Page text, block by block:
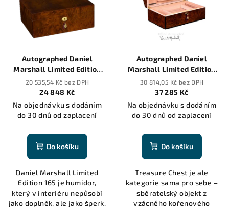
Autographed Daniel
Marshall Limited Edition
Humidor in Burl Wood with
lift out tray - 165 cigars
20 535,54 Kč bez DPH
24 848 Kč
Na objednávku s dodáním
do 30 dnů od zaplacení
Do košíku
Daniel Marshall Limited
Edition 165 je humidor,
který v interiéru nepůsobí
jako doplněk, ale jako šperk.
Autographed Daniel
Marshall Limited Edition
Treasure Chest Humidor in
Burl Wood - 150 cigars
30 814,05 Kč bez DPH
37 285 Kč
Na objednávku s dodáním
do 30 dnů od zaplacení
Do košíku
Treasure Chest je ale
kategorie sama pro sebe –
sběratelský objekt z
vzácného kořenového